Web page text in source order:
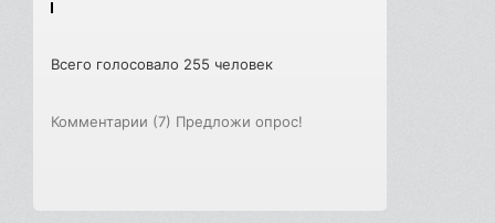
Всего голосовало 255 человек
Комментарии (7) Предложи опрос!